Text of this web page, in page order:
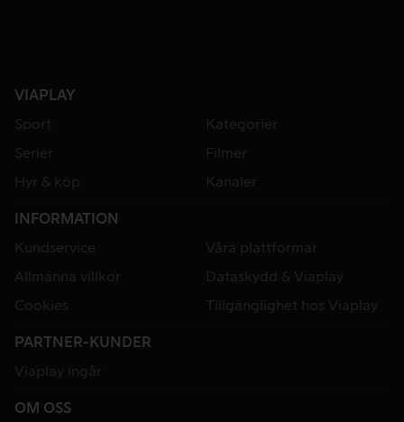
VIAPLAY
Sport
Kategorier
Serier
Filmer
Hyr & köp
Kanaler
INFORMATION
Kundservice
Våra plattformar
Allmänna villkor
Dataskydd & Viaplay
Cookies
Tillgänglighet hos Viaplay
PARTNER-KUNDER
Viaplay ingår
OM OSS